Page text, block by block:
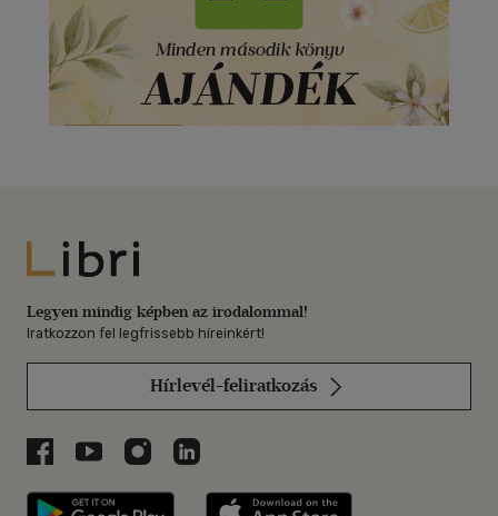
Libri
Legyen mindig képben az irodalommal!
Iratkozzon fel legfrissebb híreinkért!
Hírlevél-feliratkozás
Libri a Facebookon
Libri a Youtube-on
Libri az Instagramon
Libri a LinkedInen
Libri applikáció Szerezd meg: Google